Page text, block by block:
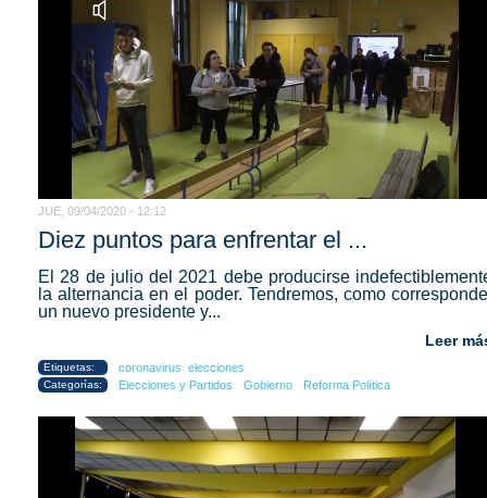
JUE, 09/04/2020 - 12:12
Diez puntos para enfrentar el ...
El 28 de julio del 2021 debe producirse
la alternancia en el poder. Tendremos, como
un nuevo presidente y...
Leer
Etiquetas: coronavirus elecciones
Categorías: Elecciones y Partidos Gobierno Reforma Política